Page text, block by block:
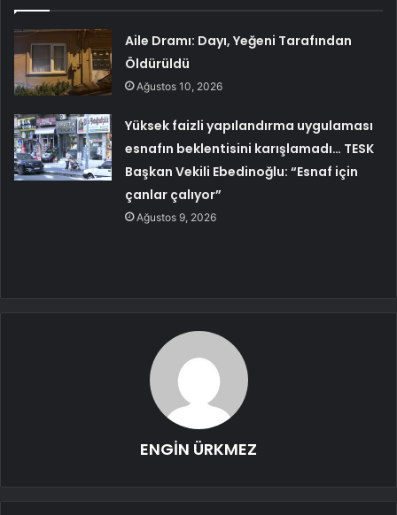
Aile Dramı: Dayı, Yeğeni Tarafından
Öldürüldü
Ağustos 10, 2026
Yüksek faizli yapılandırma uygulaması
esnafın beklentisini karışlamadı… TESK
Başkan Vekili Ebedinoğlu: “Esnaf için
çanlar çalıyor”
Ağustos 9, 2026
ENGİN ÜRKMEZ